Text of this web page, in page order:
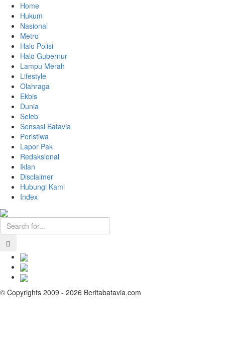
Home
Hukum
Nasional
Metro
Halo Polisi
Halo Gubernur
Lampu Merah
Lifestyle
Olahraga
Ekbis
Dunia
Seleb
Sensasi Batavia
Peristiwa
Lapor Pak
Redaksional
Iklan
Disclaimer
Hubungi Kami
Index
© Copyrights 2009 - 2026 Beritabatavia.com